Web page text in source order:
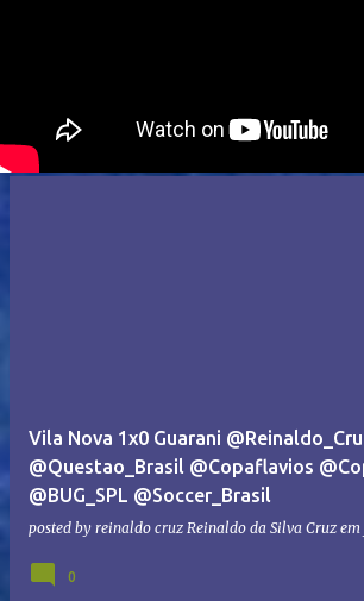
Vila Nova 1x0 Guarani
@Questao_Brasil @Copaflavios
@BUG_SPL @Soccer_Brasil
posted by reinaldo cruz Reinaldo da Silva Cruz em
0